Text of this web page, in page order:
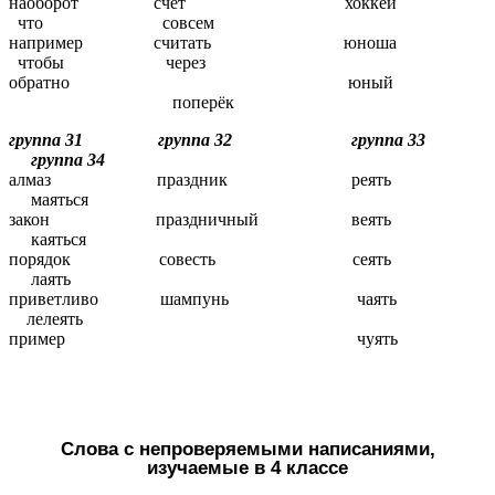
что совсем
например считать юноша
чтобы через
обратно юный
поперёк
группа 31 группа 32 группа 33
группа 34
алмаз праздник реять
маяться
закон праздничный веять
каяться
порядок совесть сеять
лаять
приветливо шампунь чаять
лелеять
пример чуять
Слова с непроверяемыми написаниями,
изучаемые в 4 классе